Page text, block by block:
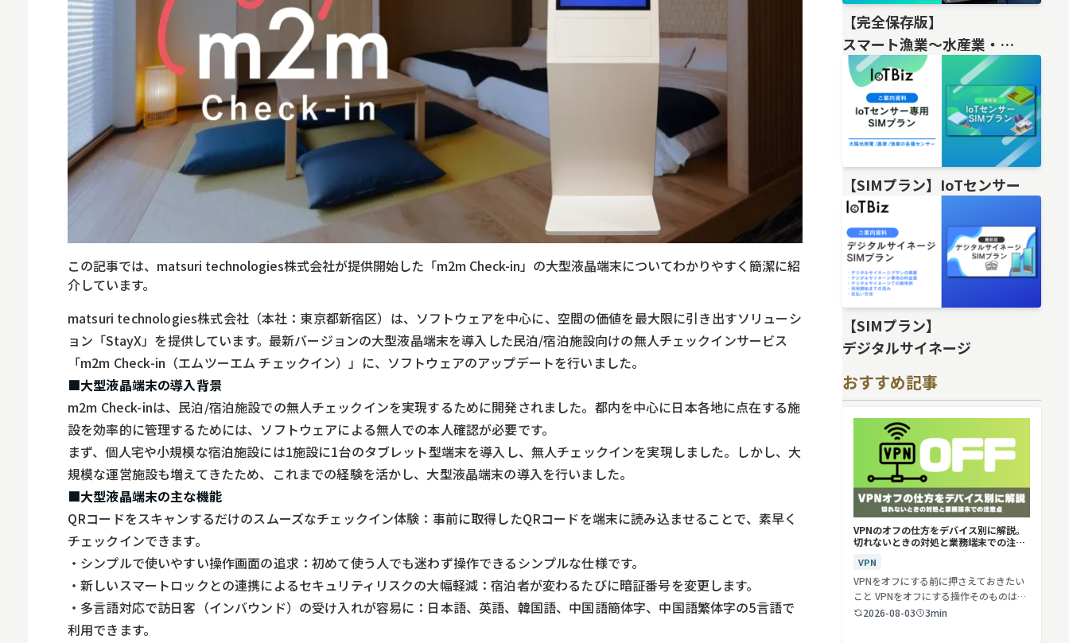
5G
クラウド
M2M
VPN
スマート〇〇
スマート農業
ロボット
スマート物流
IoT
DX
ニュース
デジタルサイネージ
カメラ
Wi-Fi
AI
おすすめ
SIM
この記事では、matsuri technologies株式会社が提供開始した「m2m Check-in」の大型液晶端末についてわかりやすく簡潔に紹
介しています。
matsuri technologies株式会社（本社：東京都新宿区）は、ソフトウェアを中心に、空間の価値を最大限に引き出すソリューシ
ョン「StayX」を提供しています。最新バージョンの大型液晶端末を導入した民泊/宿泊施設向けの無人チェックインサービス
「m2m Check-in（エムツーエム チェックイン）」に、ソフトウェアのアップデートを行いました。
■大型液晶端末の導入背景
m2m Check-inは、民泊/宿泊施設での無人チェックインを実現するために開発されました。都内を中心に日本各地に点在する施
設を効率的に管理するためには、ソフトウェアによる無人での本人確認が必要です。
まず、個人宅や小規模な宿泊施設には1施設に1台のタブレット型端末を導入し、無人チェックインを実現しました。しかし、大
規模な運営施設も増えてきたため、これまでの経験を活かし、大型液晶端末の導入を行いました。
■大型液晶端末の主な機能
QRコードをスキャンするだけのスムーズなチェックイン体験：事前に取得したQRコードを端末に読み込ませることで、素早く
チェックインできます。
・シンプルで使いやすい操作画面の追求：初めて使う人でも迷わず操作できるシンプルな仕様です。
・新しいスマートロックとの連携によるセキュリティリスクの大幅軽減：宿泊者が変わるたびに暗証番号を変更します。
・多言語対応で訪日客（インバウンド）の受け入れが容易に：日本語、英語、韓国語、中国語簡体字、中国語繁体字の5言語で
利用できます。
【完全保存版】
スマート漁業〜水産業・
漁業IoT/M2M活用事例や製品の総
【SIMプラン】IoTセンサー
【SIMプラン】
デジタルサイネージ
おすすめ記事
VPNのオフの仕方をデバイス別に解説。
切れないときの対処と業務端末での注意
VPN
VPNをオフにする前に押さえておきたい
こと VPNをオフにする操作そのものは、
ど…2026-08-03 3min